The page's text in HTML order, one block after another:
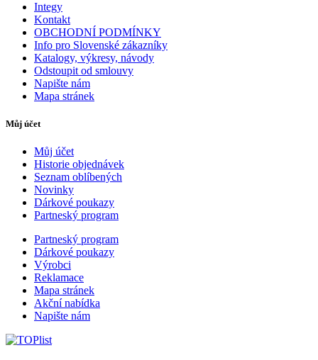
Integy
Kontakt
OBCHODNÍ PODMÍNKY
Info pro Slovenské zákazníky
Katalogy, výkresy, návody
Odstoupit od smlouvy
Napište nám
Mapa stránek
Můj účet
Můj účet
Historie objednávek
Seznam oblíbených
Novinky
Dárkové poukazy
Partneský program
Partneský program
Dárkové poukazy
Výrobci
Reklamace
Mapa stránek
Akční nabídka
Napište nám